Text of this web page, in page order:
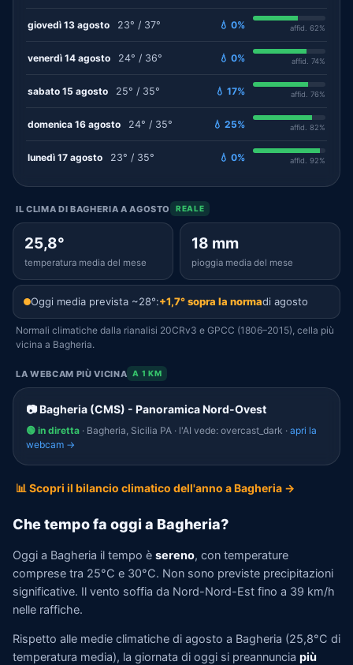
giovedì 13 agosto 23° / 37° 💧 0% affid. 62%
venerdì 14 agosto 24° / 36° 💧 0% affid. 74%
sabato 15 agosto 25° / 35° 💧 17% affid. 76%
domenica 16 agosto 24° / 35° 💧 25% affid. 82%
lunedì 17 agosto 23° / 35° 💧 0% affid. 92%
IL CLIMA DI BAGHERIA A AGOSTO REALE
25,8°
temperatura media del mese
18 mm
pioggia media del mese
Oggi media prevista ~28°:+1,7° sopra la normadi agosto
Normali climatiche dalla rianalisi 20CRv3 e GPCC (1806–2015), cella più
vicina a Bagheria.
LA WEBCAM PIÙ VICINA A 1 KM
📷 Bagheria (CMS) - Panoramica Nord-Ovest
🟢 in diretta · Bagheria, Sicilia PA · l'AI vede: overcast_dark · apri la
webcam →
📊 Scopri il bilancio climatico dell'anno a Bagheria →
Che tempo fa oggi a Bagheria?
Oggi a Bagheria il tempo è sereno, con temperature
comprese tra 25°C e 30°C. Non sono previste precipitazioni
significative. Il vento soffia da Nord-Nord-Est fino a 39 km/h
nelle raffiche.
Rispetto alle medie climatiche di agosto a Bagheria (25,8°C di
temperatura media), la giornata di oggi si preannuncia più